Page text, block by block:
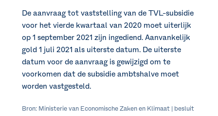
De aanvraag tot vaststelling van de TVL-subsidie
voor het vierde kwartaal van 2020 moet uiterlijk
op 1 september 2021 zijn ingediend. Aanvankelijk
gold 1 juli 2021 als uiterste datum. De uiterste
datum voor de aanvraag is gewijzigd om te
voorkomen dat de subsidie ambtshalve moet
worden vastgesteld.
Bron: Ministerie van Economische Zaken en Klimaat | besluit